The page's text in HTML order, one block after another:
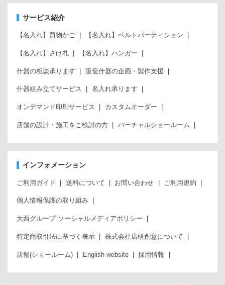
サービス紹介
【名入れ】買物かご 【名入れ】ベルトパーティション
【名入れ】さげ札 【名入れ】ハンガー
什器の相談承ります 販促什器の企画・製作支援
什器組み立てサービス 名入れ承ります
オンデマンド印刷サービス カスタムオーダー
店舗の設計・施工をご検討の方 バーチャルショールーム
インフォメーション
ご利用ガイド 送料について お問い合わせ ご利用規約
個人情報保護の取り組み
大西グループ ソーシャルメディアポリシー
特定商取引法に基づく表示 株式会社店研創意について
店舗(ショールーム) English website 採用情報